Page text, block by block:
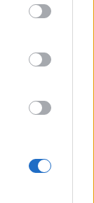
Próximo artigo